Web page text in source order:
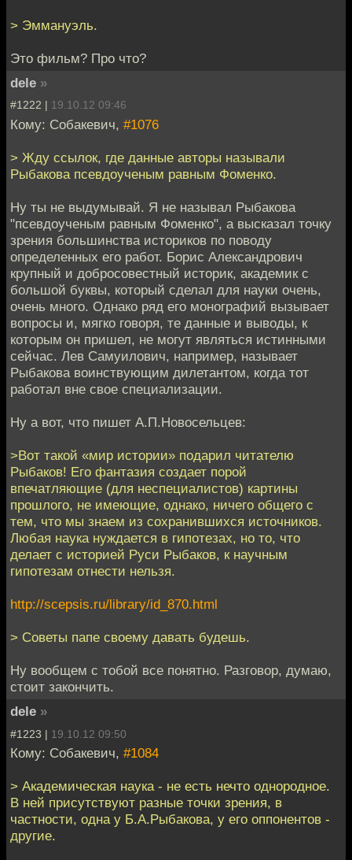
> Эммануэль.
Это фильм? Про что?
dele »
#1222 | 19.10.12 09:46
Кому: Собакевич, #1076
> Жду ссылок, где данные авторы называли
Рыбакова псевдоученым равным Фоменко.
Ну ты не выдумывай. Я не называл Рыбакова
"псевдоученым равным Фоменко", а высказал точку
зрения большинства историков по поводу
определенных его работ. Борис Александрович
крупный и добросовестный историк, академик с
большой буквы, который сделал для науки очень,
очень много. Однако ряд его монографий вызывает
вопросы и, мягко говоря, те данные и выводы, к
которым он пришел, не могут являться истинными
сейчас. Лев Самуилович, например, называет
Рыбакова воинствующим дилетантом, когда тот
работал вне свое специализации.
Ну а вот, что пишет А.П.Новосельцев:
>Вот такой «мир истории» подарил читателю
Рыбаков! Его фантазия создает порой
впечатляющие (для неспециалистов) картины
прошлого, не имеющие, однако, ничего общего с
тем, что мы знаем из сохранившихся источников.
Любая наука нуждается в гипотезах, но то, что
делает с историей Руси Рыбаков, к научным
гипотезам отнести нельзя.
http://scepsis.ru/library/id_870.html
> Советы папе своему давать будешь.
Ну вообщем с тобой все понятно. Разговор, думаю,
стоит закончить.
dele »
#1223 | 19.10.12 09:50
Кому: Собакевич, #1084
> Академическая наука - не есть нечто однородное.
В ней присутствуют разные точки зрения, в
частности, одна у Б.А.Рыбакова, у его оппонентов -
другие.